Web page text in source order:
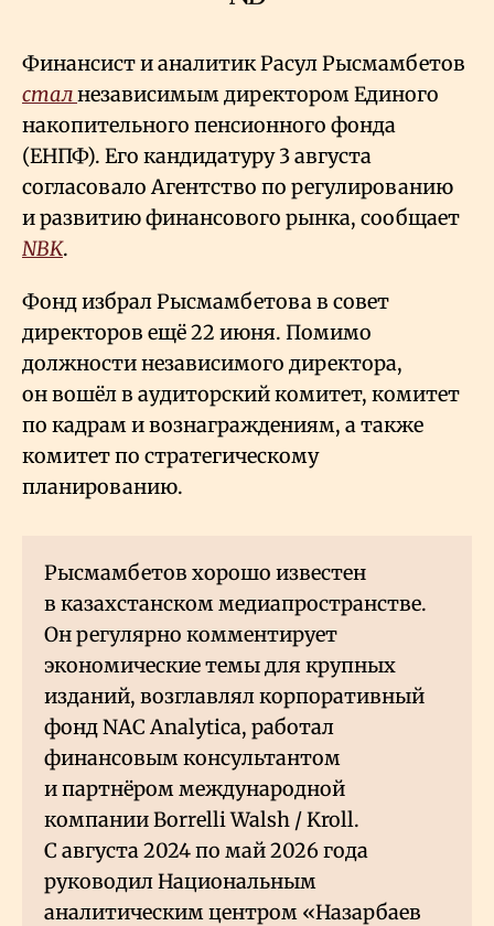
Финансист и аналитик Расул Рысмамбетов
сталнезависимым директором Единого
накопительного пенсионного фонда
(ЕНПФ). Его кандидатуру 3 августа
согласовало Агентство по регулированию
и развитию финансового рынка, сообщает
NBK.
Фонд избрал Рысмамбетова в совет
директоров ещё 22 июня. Помимо
должности независимого директора,
он вошёл в аудиторский комитет, комитет
по кадрам и вознаграждениям, а также
комитет по стратегическому
планированию.
Рысмамбетов хорошо известен
в казахстанском медиапространстве.
Он регулярно комментирует
экономические темы для крупных
изданий, возглавлял корпоративный
фонд NAC Analytica, работал
финансовым консультантом
и партнёром международной
компании Borrelli Walsh / Kroll.
С августа 2024 по май 2026 года
руководил Национальным
аналитическим центром «Назарбаев